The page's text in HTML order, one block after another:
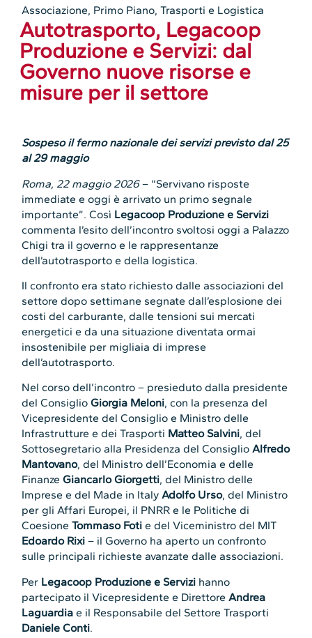
Associazione, Primo Piano,Trasporti e Logistica
Autotrasporto, Legacoop
Produzione e Servizi: dal
Governo nuove risorse e
misure per il settore
Sospeso il fermo nazionale dei servizi previsto dal 25
al 29 maggio
Roma, 22 maggio 2026– “Servivano risposte
immediate e oggi è arrivato un primo segnale
importante”. Così Legacoop Produzione e Servizi
commenta l’esito dell’incontro svoltosi oggi a Palazzo
Chigi tra il governo e le rappresentanze
dell’autotrasporto e della logistica.
Il confronto era stato richiesto dalle associazioni del
settore dopo settimane segnate dall’esplosione dei
costi del carburante, dalle tensioni sui mercati
energetici e da una situazione diventata ormai
insostenibile per migliaia di imprese
dell’autotrasporto.
Nel corso dell’incontro – presieduto dalla presidente
del ConsiglioGiorgia Meloni, con la presenza del
Vicepresidente del Consiglio e Ministro delle
Infrastrutture e dei Trasporti Matteo Salvini, del
Sottosegretario alla Presidenza del ConsiglioAlfredo
Mantovano, del Ministro dell’Economia e delle
FinanzeGiancarlo Giorgetti, del Ministro delle
Imprese e del Made in ItalyAdolfo Urso, del Ministro
per gli Affari Europei, il PNRR e le Politiche di
CoesioneTommaso Foti e del Viceministro del MIT
Edoardo Rixi – il Governo ha aperto un confronto
sulle principali richieste avanzate dalle associazioni.
Per Legacoop Produzione e Servizi hanno
partecipato il Vicepresidente e DirettoreAndrea
Laguardia e il Responsabile del Settore Trasporti
Daniele Conti.